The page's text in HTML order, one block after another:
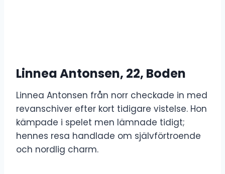
Linnea Antonsen, 22, Boden
Linnea Antonsen från norr checkade in med
revanschiver efter kort tidigare vistelse. Hon
kämpade i spelet men lämnade tidigt;
hennes resa handlade om självförtroende
och nordlig charm.